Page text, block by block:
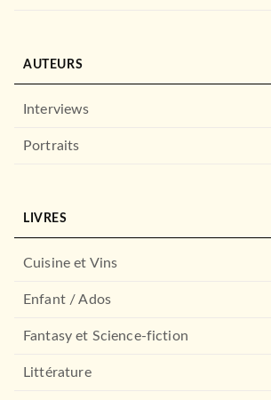
AUTEURS
Interviews
Portraits
LIVRES
Cuisine et Vins
Enfant / Ados
Fantasy et Science-fiction
Littérature